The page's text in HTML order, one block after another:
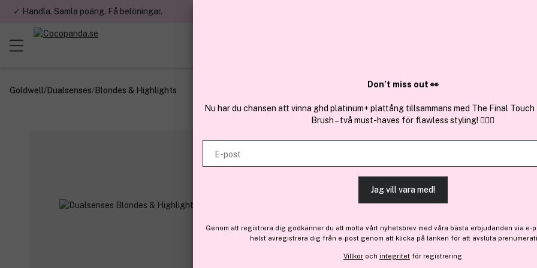
✓ Handla. Samla poäng. Få belöningar.
✓ Över 1,5
Goldwell/Dualsenses/Blondes & Highlights
Dualsenses Blondes &
369 kr
493 kr
Medlemspriset gäller vid köp av 2 från
Don’t miss out 👀
Nu har du chansen att vinna ghd platinum+ plattång tillsammans med The Final
Brush – två must-haves för flawless styling! 💇‍♀️✨
E-post
Jag vill vara med!
Genom att registrera dig godkänner du att motta vårt nyhetsbrev med våra bästa erbjudanden via e-
helst avregistrera dig från e-post genom att klicka på länken för att avsluta
Villkor och integritet för registrering